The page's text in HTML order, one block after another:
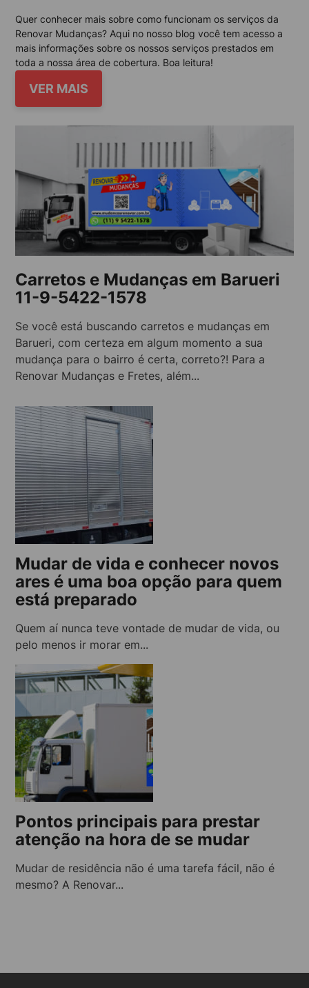
Quer conhecer mais sobre como funcionam os serviços da
Renovar Mudanças? Aqui no nosso blog você tem acesso a
mais informações sobre os nossos serviços prestados em
toda a nossa área de cobertura. Boa leitura!
VER MAIS
Carretos e Mudanças em Barueri
11-9-5422-1578
Se você está buscando carretos e mudanças em
Barueri, com certeza em algum momento a sua
mudança para o bairro é certa, correto?! Para a
Renovar Mudanças e Fretes, além...
Mudar de vida e conhecer novos
ares é uma boa opção para quem
está preparado
Quem aí nunca teve vontade de mudar de vida, ou
pelo menos ir morar em...
Pontos principais para prestar
atenção na hora de se mudar
Mudar de residência não é uma tarefa fácil, não é
mesmo? A Renovar...